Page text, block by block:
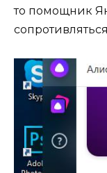
то помощник